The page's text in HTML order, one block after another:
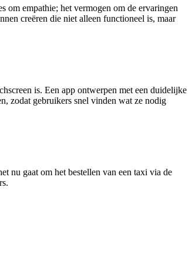
om empathie; het vermogen om de ervaringen
creëren die niet alleen functioneel is, maar
is. Een app ontwerpen met een duidelijke
zodat gebruikers snel vinden wat ze nodig
nu gaat om het bestellen van een taxi via de